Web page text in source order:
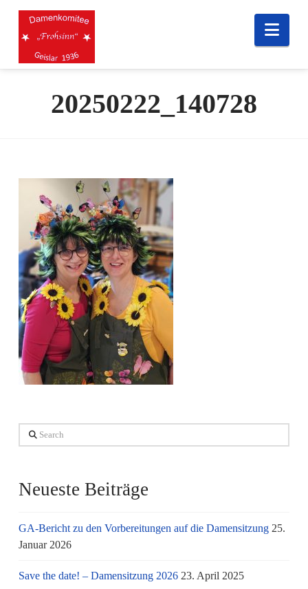
20250222_140728
Search
Neueste Beiträge
GA-Bericht zu den Vorbereitungen auf die Damensitzung 25.
Januar 2026
Save the date! – Damensitzung 2026 23. April 2025